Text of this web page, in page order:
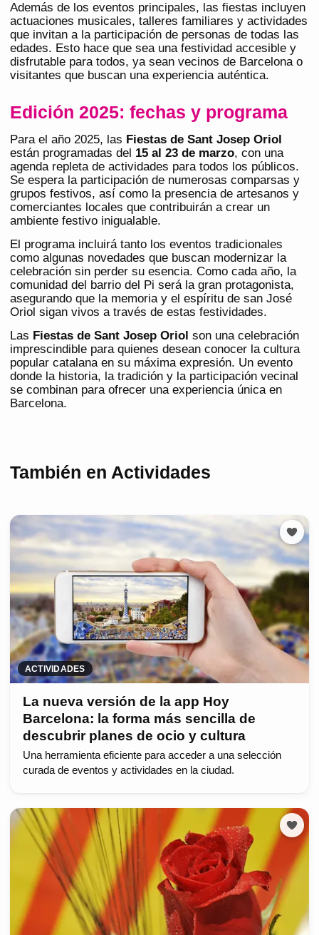
Además de los eventos principales, las fiestas incluyen
actuaciones musicales, talleres familiares y actividades
que invitan a la participación de personas de todas las
edades. Esto hace que sea una festividad accesible y
disfrutable para todos, ya sean vecinos de Barcelona o
visitantes que buscan una experiencia auténtica.
Edición 2025: fechas y programa
Para el año 2025, las Fiestas de Sant Josep Oriol
están programadas del 15 al 23 de marzo, con una
agenda repleta de actividades para todos los públicos.
Se espera la participación de numerosas comparsas y
grupos festivos, así como la presencia de artesanos y
comerciantes locales que contribuirán a crear un
ambiente festivo inigualable.
El programa incluirá tanto los eventos tradicionales
como algunas novedades que buscan modernizar la
celebración sin perder su esencia. Como cada año, la
comunidad del barrio del Pi será la gran protagonista,
asegurando que la memoria y el espíritu de san José
Oriol sigan vivos a través de estas festividades.
Las Fiestas de Sant Josep Oriol son una celebración
imprescindible para quienes desean conocer la cultura
popular catalana en su máxima expresión. Un evento
donde la historia, la tradición y la participación vecinal
se combinan para ofrecer una experiencia única en
Barcelona.
También en Actividades
ACTIVIDADES
La nueva versión de la app Hoy
Barcelona: la forma más sencilla de
descubrir planes de ocio y cultura
Una herramienta eficiente para acceder a una selección
curada de eventos y actividades en la ciudad.